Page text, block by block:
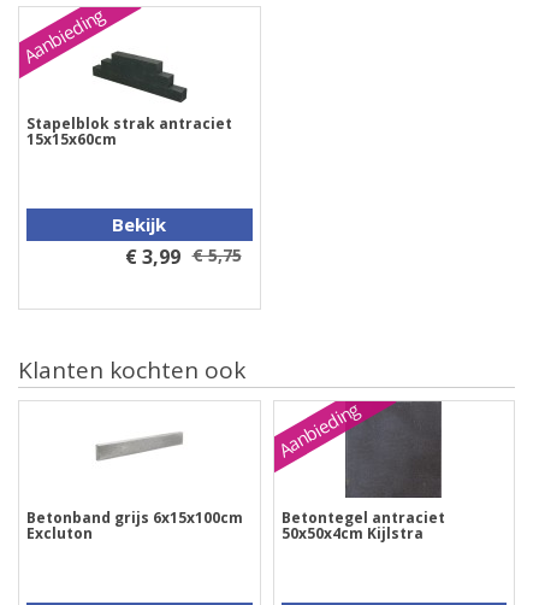
Aanbieding
Stapelblok strak antraciet
15x15x60cm
Bekijk
€ 3,99 € 5,75
Klanten kochten ook
Betonband grijs 6x15x100cm
Excluton
Aanbieding
Betontegel antraciet
50x50x4cm Kijlstra